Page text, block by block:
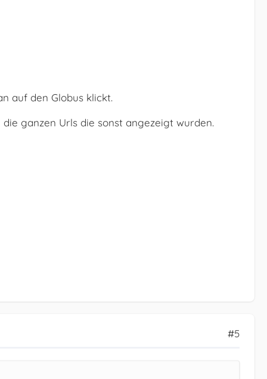
auf den Globus klickt.
ganzen Urls die sonst angezeigt wurden.
#5